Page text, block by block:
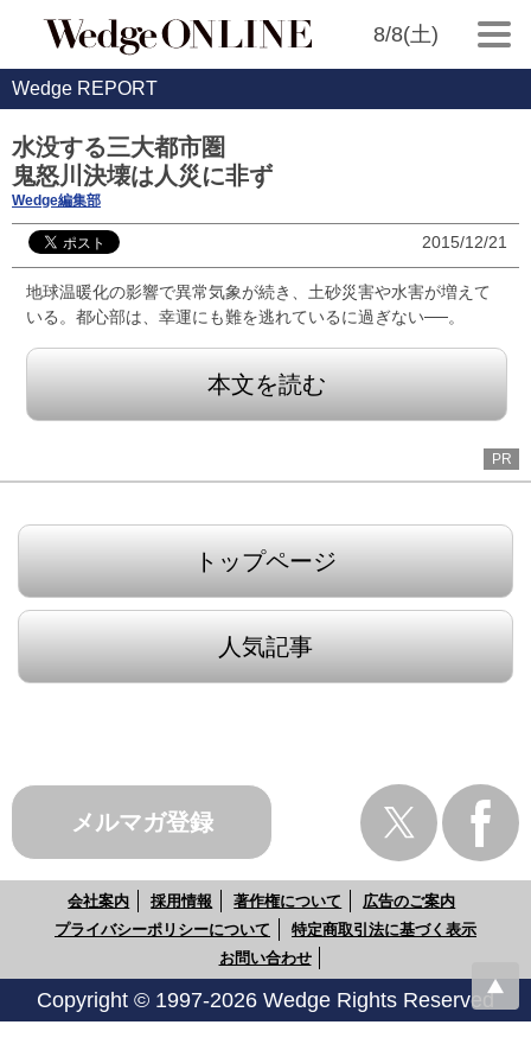
8/8(土)
Wedge REPORT
水没する三大都市圏
鬼怒川決壊は人災に非ず
Wedge編集部
2015/12/21
地球温暖化の影響で異常気象が続き、土砂災害や水害が増えて
いる。都心部は、幸運にも難を逃れているに過ぎない──。
本文を読む
PR
トップページ
人気記事
メルマガ登録
会社案内 採用情報 著作権について
広告のご案内
プライバシーポリシーについて
特定商取引法に基づく表示
お問い合わせ
Copyright © 1997-2026 Wedge Rights Reserved